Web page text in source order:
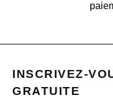
INSCRIVEZ-
GRATUITE